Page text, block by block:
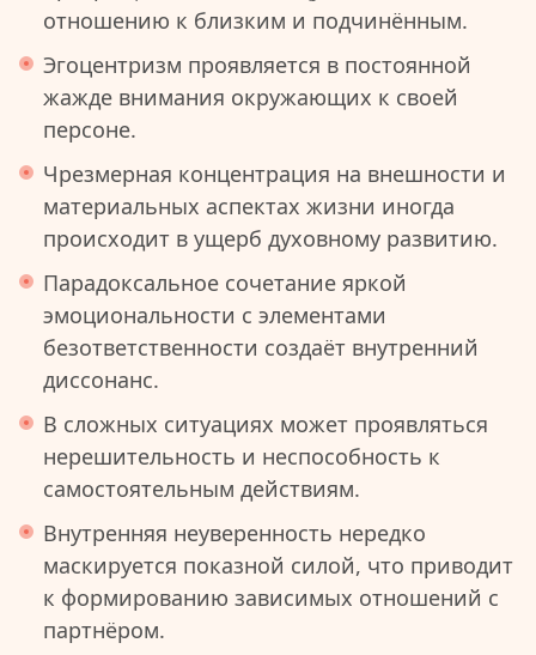
отношению к близким и подчинённым.
Эгоцентризм проявляется в постоянной
жажде внимания окружающих к своей
персоне.
Чрезмерная концентрация на внешности и
материальных аспектах жизни иногда
происходит в ущерб духовному развитию.
Парадоксальное сочетание яркой
эмоциональности с элементами
безответственности создаёт внутренний
диссонанс.
В сложных ситуациях может проявляться
нерешительность и неспособность к
самостоятельным действиям.
Внутренняя неуверенность нередко
маскируется показной силой, что приводит
к формированию зависимых отношений с
партнёром.